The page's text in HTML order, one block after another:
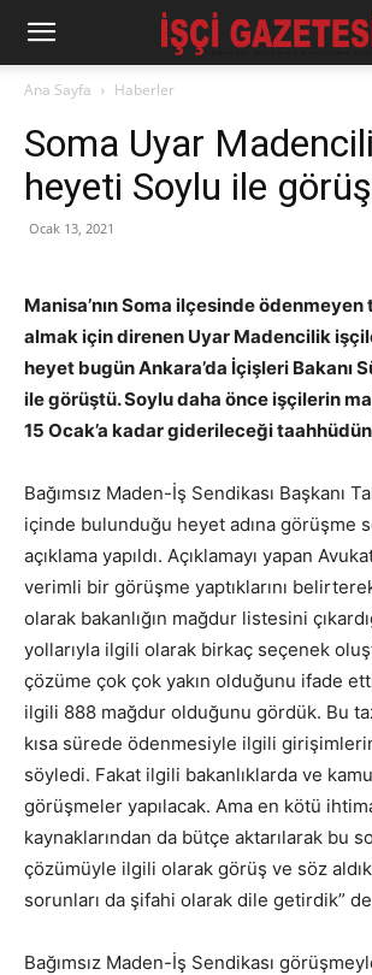
Ana Sayfa Haberler
Soma Uyar
heyeti Soylu ile
Ocak 13, 2021
Manisa’nın Soma ilçesinde ödenmeyen
almak için direnen Uyar Madencilik
heyet bugün Ankara’da İçişleri Bakanı
ile görüştü. Soylu daha önce işçilerin
15 Ocak’a kadar giderileceği
Bağımsız Maden-İş Sendikası Başkanı
içinde bulunduğu heyet adına görüşme
açıklama yapıldı. Açıklamayı yapan
verimli bir görüşme yaptıklarını
olarak bakanlığın mağdur listesini
yollarıyla ilgili olarak birkaç seçenek
çözüme çok çok yakın olduğunu ifade
ilgili 888 mağdur olduğunu gördük. Bu
kısa sürede ödenmesiyle ilgili girişimlerin
söyledi. Fakat ilgili bakanlıklarda ve
görüşmeler yapılacak. Ama en kötü
kaynaklarından da bütçe aktarılarak bu
çözümüyle ilgili olarak görüş ve söz
sorunları da şifahi olarak dile getirdik”
Bağımsız Maden-İş Sendikası